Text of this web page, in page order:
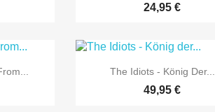
24,95 €
 Vorschau
The Idiots - König Der...
49,95 €